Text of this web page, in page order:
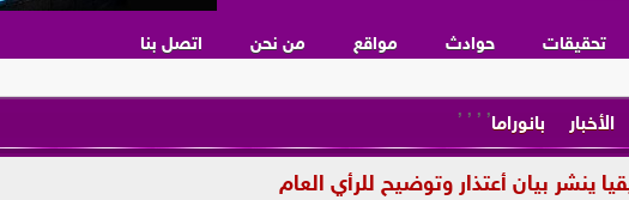
تحقيقات حوادث مواقع من نحن اتصل بنا
,
,
,
الأخبار
,
بانوراما
بيان أعتذار وتوضيح للرأي العام